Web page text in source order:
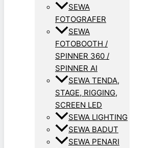
SEWA
FOTOGRAFER
SEWA
FOTOBOOTH /
SPINNER 360 /
SPINNER AI
SEWA TENDA,
STAGE, RIGGING,
SCREEN LED
SEWA LIGHTING
SEWA BADUT
SEWA PENARI